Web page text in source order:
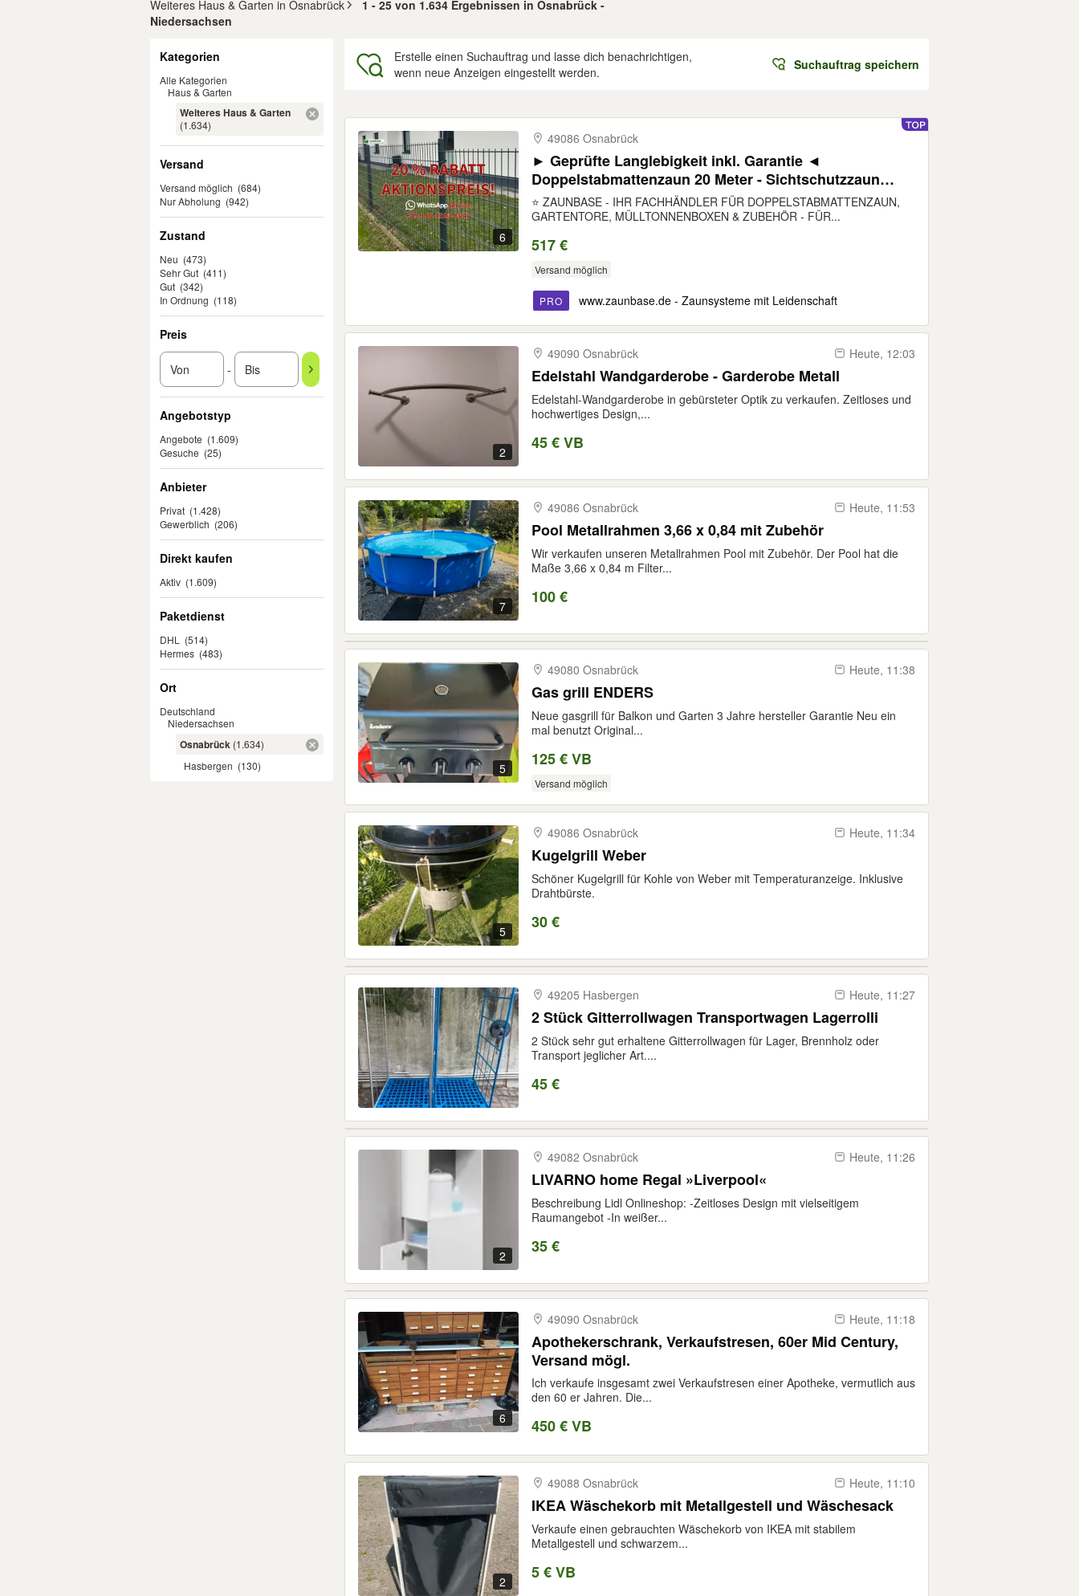
Weiteres Haus & Garten in Osnabrück
1 - 25 von 1.634 Ergebnissen in Osnabrück -
Niedersachsen
Kategorien
Alle Kategorien
Haus & Garten
Weiteres Haus & Garten
(1.634)
Versand
Versand möglich (684)
Nur Abholung (942)
Zustand
Neu (473)
Sehr Gut (411)
Gut (342)
In Ordnung (118)
Preis
-
Angebotstyp
Angebote (1.609)
Gesuche (25)
Anbieter
Privat (1.428)
Gewerblich (206)
Direkt kaufen
Aktiv (1.609)
Paketdienst
DHL
(514)
Hermes (483)
Ort
Deutschland
Niedersachsen
Osnabrück (1.634)
Hasbergen (130)
Erstelle einen Suchauftrag und lasse dich benachrichtigen,
wenn neue Anzeigen eingestellt werden.
Suchauftrag speichern
6
49086 Osnabrück
► Geprüfte Langlebigkeit inkl. Garantie ◄
Doppelstabmattenzaun 20 Meter - Sichtschutzzaun
Gartenzaun mit Tor Zaunpaket Doppelstabmattenzaun
verzinkt anthrazit Gartenzaun 20000 x 1630mm (LXH)
⭐ ZAUNBASE - IHR FACHHÄNDLER FÜR DOPPELSTABMATTENZAUN,
GARTENTORE, MÜLLTONNENBOXEN & ZUBEHÖR - FÜR...
517 €
Versand möglich
PRO www.zaunbase.de - Zaunsysteme mit Leidenschaft
2
49090 Osnabrück Heute, 12:03
Edelstahl Wandgarderobe - Garderobe Metall
Edelstahl-Wandgarderobe in gebürsteter Optik zu verkaufen. Zeitloses und
hochwertiges Design,...
45 € VB
7
49086 Osnabrück Heute, 11:53
Pool Metallrahmen 3,66 x 0,84 mit Zubehör
Wir verkaufen unseren Metallrahmen Pool mit Zubehör. Der Pool hat die
Maße 3,66 x 0,84 m Filter...
100 €
5
49080 Osnabrück Heute, 11:38
Gas grill ENDERS
Neue gasgrill für Balkon und Garten 3 Jahre hersteller Garantie Neu ein
mal benutzt Original...
125 € VB
Versand möglich
5
49086 Osnabrück Heute, 11:34
Kugelgrill Weber
Schöner Kugelgrill für Kohle von Weber mit Temperaturanzeige. Inklusive
Drahtbürste.
30 €
49205 Hasbergen Heute, 11:27
2 Stück Gitterrollwagen Transportwagen Lagerrolli
2 Stück sehr gut erhaltene Gitterrollwagen für Lager, Brennholz oder
Transport jeglicher Art....
45 €
2
49082 Osnabrück Heute, 11:26
LIVARNO home Regal »Liverpool«
Beschreibung Lidl Onlineshop: -Zeitloses Design mit vielseitigem
Raumangebot -In weißer...
35 €
6
49090 Osnabrück Heute, 11:18
Apothekerschrank, Verkaufstresen, 60er Mid Century,
Versand mögl.
Ich verkaufe insgesamt zwei Verkaufstresen einer Apotheke, vermutlich aus
den 60 er Jahren. Die...
450 € VB
2
49088 Osnabrück Heute, 11:10
IKEA Wäschekorb mit Metallgestell und Wäschesack
Verkaufe einen gebrauchten Wäschekorb von IKEA mit stabilem
Metallgestell und schwarzem...
5 € VB